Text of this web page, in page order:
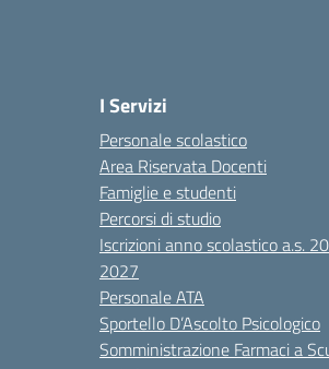
I Servizi
Personale scolastico
Area Riservata Docenti
Famiglie e studenti
Percorsi di studio
Iscrizioni anno scolastico a.s.
2027
Personale ATA
Sportello D’Ascolto Psicologico
Somministrazione Farmaci a